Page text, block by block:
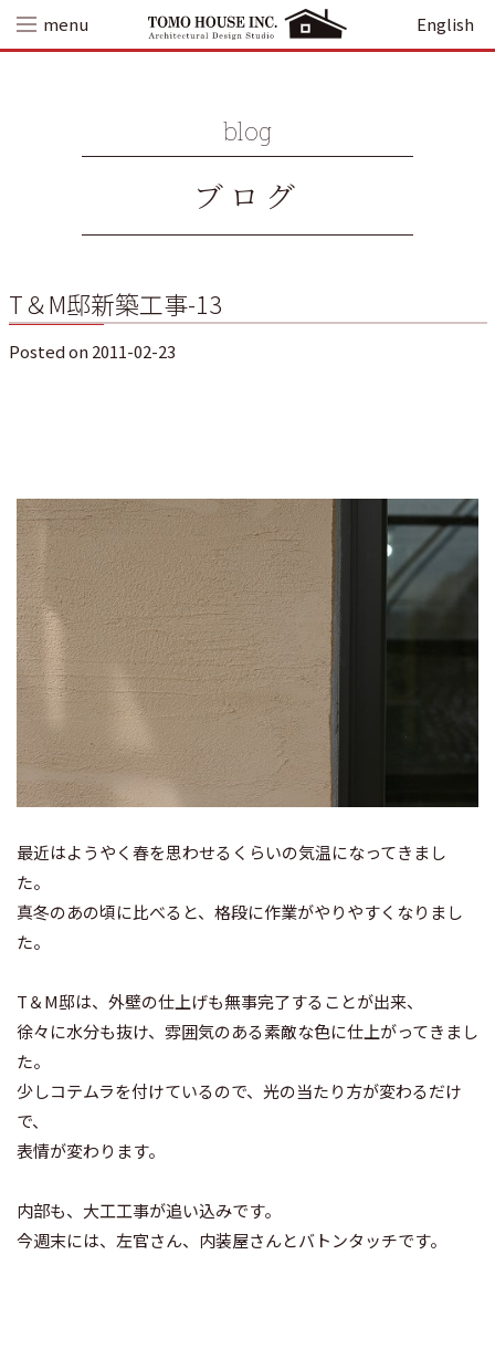
content
menu English
blog
ブログ
T＆M邸新築工事-13
Posted on 2011-02-23
最近はようやく春を思わせるくらいの気温になってきまし
た。
真冬のあの頃に比べると、格段に作業がやりやすくなりまし
た。
T＆M邸は、外壁の仕上げも無事完了することが出来、
徐々に水分も抜け、雰囲気のある素敵な色に仕上がってきまし
た。
少しコテムラを付けているので、光の当たり方が変わるだけ
で、
表情が変わります。
内部も、大工工事が追い込みです。
今週末には、左官さん、内装屋さんとバトンタッチです。